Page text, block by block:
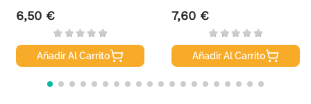
Precio
6,50 €
Añadir Al Carrito
Precio
7,60 €
Añadir Al Carrito